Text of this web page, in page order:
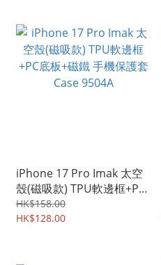
iPhone 17 Pro Imak 太空
殼(磁吸款) TPU軟邊框+PC
底板+磁鐵 手機保護套Case
9504A
HK$158.00
HK$128.00